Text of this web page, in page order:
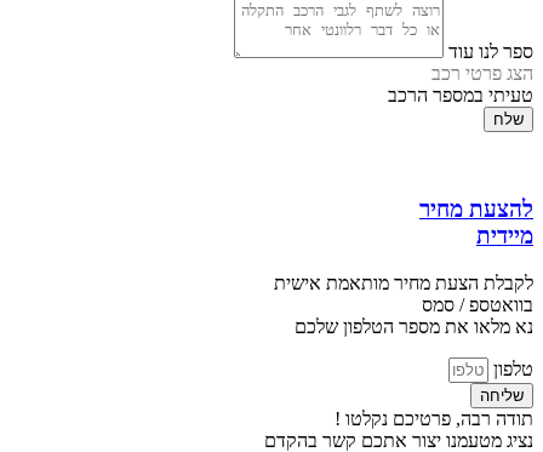
ספר לנו עוד
הצג פרטי רכב
טעיתי במספר הרכב
שלח
להצעת מחיר
מיידית
לקבלת הצעת מחיר מותאמת אישית
בוואטספ / סמס
נא מלאו את מספר הטלפון שלכם
טלפון
שליחה
תודה רבה, פרטיכם נקלטו !
נציג מטעמנו יצור אתכם קשר בהקדם